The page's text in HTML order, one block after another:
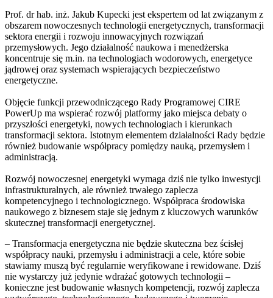
Prof. dr hab. inż. Jakub Kupecki jest ekspertem od lat związanym z
obszarem nowoczesnych technologii energetycznych, transformacji
sektora energii i rozwoju innowacyjnych rozwiązań
przemysłowych. Jego działalność naukowa i menedżerska
koncentruje się m.in. na technologiach wodorowych, energetyce
jądrowej oraz systemach wspierających bezpieczeństwo
energetyczne.
Objęcie funkcji przewodniczącego Rady Programowej CIRE
PowerUp ma wspierać rozwój platformy jako miejsca debaty o
przyszłości energetyki, nowych technologiach i kierunkach
transformacji sektora. Istotnym elementem działalności Rady będzie
również budowanie współpracy pomiędzy nauką, przemysłem i
administracją.
Rozwój nowoczesnej energetyki wymaga dziś nie tylko inwestycji
infrastrukturalnych, ale również trwałego zaplecza
kompetencyjnego i technologicznego. Współpraca środowiska
naukowego z biznesem staje się jednym z kluczowych warunków
skutecznej transformacji energetycznej.
– Transformacja energetyczna nie będzie skuteczna bez ścisłej
współpracy nauki, przemysłu i administracji a cele, które sobie
stawiamy muszą być regularnie weryfikowane i rewidowane. Dziś
nie wystarczy już jedynie wdrażać gotowych technologii –
konieczne jest budowanie własnych kompetencji, rozwój zaplecza